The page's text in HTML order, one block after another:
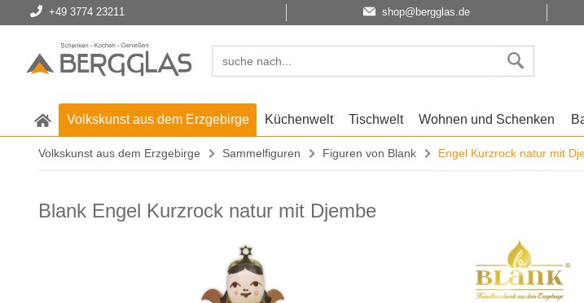
+49 3774 23211 shop@bergglas.de
Volkskunst aus dem Erzgebirge Küchenwelt Tischwelt Wohnen und Schenken
Volkskunst aus dem Erzgebirge Sammelfiguren Figuren von Blank Engel Kurzrock natur mit
Blank Engel Kurzrock natur mit Djembe